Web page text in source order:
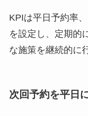
KPIは平日予約率
を設定し、定期的
な施策を継続的に
次回予約を平日